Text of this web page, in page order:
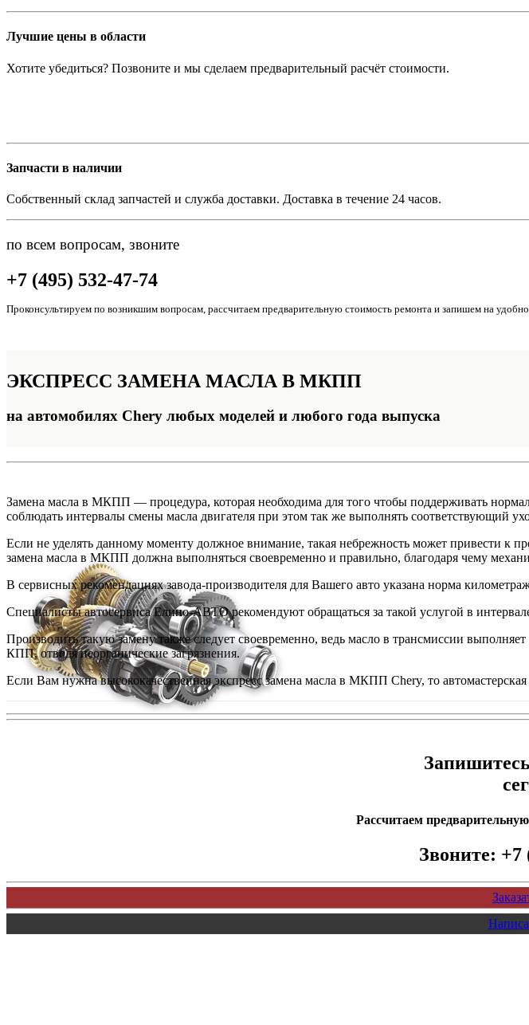
Лучшие цены в области
Хотите убедиться? Позвоните и мы сделаем предварительный расчёт стоимости.
Запчасти в наличии
Собственный склад запчастей и служба доставки. Доставка в течение 24 часов.
по всем вопросам, звоните
+7 (495) 532-47-74
Проконсультируем по возникшим вопросам, рассчитаем предварительную стоимость ремонта и запишем на
ЭКСПРЕСС ЗАМЕНА МАСЛА В МКПП
на автомобилях Chery любых моделей и любого года выпуска
Замена масла в МКПП — процедура, которая необходима для того чтобы поддерживать
соблюдать интервалы смены масла двигателя при этом так же выполнять соответствующий
Если не уделять данному моменту должное внимание, такая небрежность может привести
замена масла в МКПП должна выполняться своевременно и правильно, благодаря чему
В сервисных рекомендациях завода-производителя для Вашего авто указана норма
Специалисты автосервиса Елино-АВТО рекомендуют обращаться за такой услугой в
Производить такую замену также следует своевременно, ведь масло в трансмиссии
КПП, отводя неорганические загрязнения.
Если Вам нужна высококачественная экспресс замена масла в МКПП Chery, то
Рассчитаем
Звоните: +7